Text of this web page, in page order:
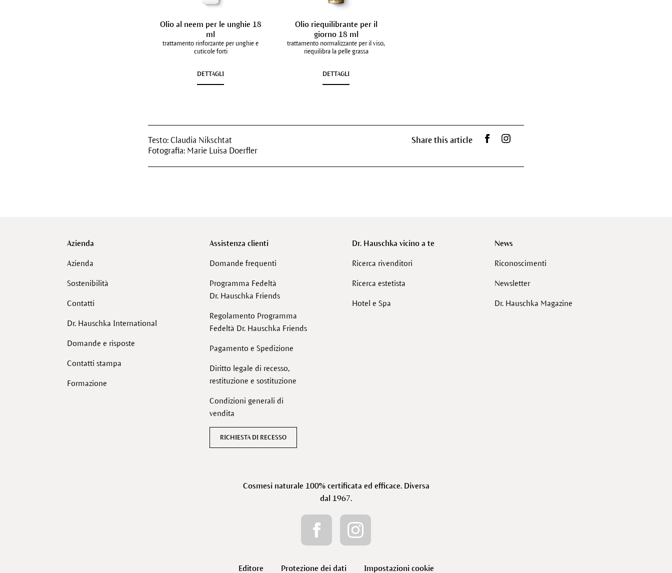
Olio al neem per le unghie 18
ml
trattamento rinforzante per unghie e
cuticole forti
DETTAGLI
Olio riequilibrante per il
giorno 18 ml
trattamento normalizzante per il viso,
riequilibra la pelle grassa
DETTAGLI
Testo: Claudia Nikschtat
Fotografia: Marie Luisa Doerfler
Share this article Condividi su Facebook
Dr. Hauschka su Instagram
Azienda
Azienda
Sostenibilità
Contatti
Dr. Hauschka International
Domande e risposte
Contatti stampa
Formazione
Assistenza clienti
Domande frequenti
Programma Fedeltà
Dr. Hauschka Friends
Regolamento Programma
Fedeltà Dr. Hauschka Friends
Pagamento e Spedizione
Diritto legale di recesso,
restituzione e sostituzione
Condizioni generali di
vendita
RICHIESTA DI RECESSO
Dr. Hauschka vicino a te
Ricerca rivenditori
Ricerca estetista
Hotel e Spa
News
Riconoscimenti
Newsletter
Dr. Hauschka Magazine
Cosmesi naturale 100% certificata ed efficace. Diversa
dal 1967.
Editore Protezione dei dati Impostazioni cookie